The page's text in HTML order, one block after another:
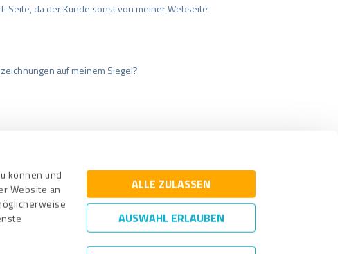
können und
Website an
ALLE ZULASSEN
AUSWAHL ERLAUBEN
Seite, da der Kunde sonst von meiner Webseite
auf meinem Siegel?
Impressum